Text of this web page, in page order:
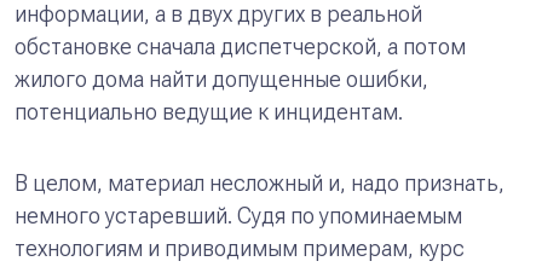
информации, а в двух других в реальной
обстановке сначала диспетчерской, а потом
жилого дома найти допущенные ошибки,
потенциально ведущие к инцидентам.
В целом, материал несложный и, надо признать,
немного устаревший. Судя по упоминаемым
технологиям и приводимым примерам, курс